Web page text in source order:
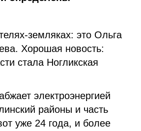
земляках: это Ольга
Хорошая новость:
стала Ногликская
электроэнергией
районы и часть
уже 24 года, и более